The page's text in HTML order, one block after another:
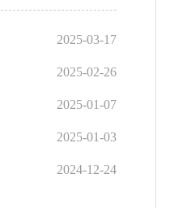
2025-03-17
2025-02-26
2025-01-07
2025-01-03
2024-12-24